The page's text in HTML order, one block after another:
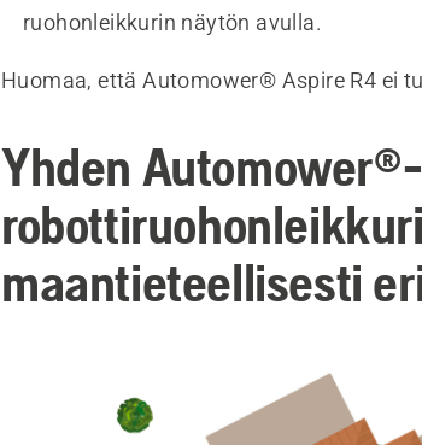
ruohonleikkurin näytön avulla.
Huomaa, että Automower® Aspire R4 ei
Yhden Automower®-
maantieteellisesti